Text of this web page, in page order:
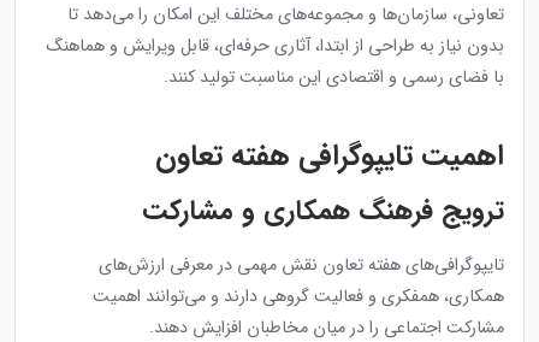
تعاونی، سازمان‌ها و مجموعه‌های مختلف این امکان را می‌دهد تا
بدون نیاز به طراحی از ابتدا، آثاری حرفه‌ای، قابل ویرایش و هماهنگ
با فضای رسمی و اقتصادی این مناسبت تولید کنند.
اهمیت تایپوگرافی هفته تعاون
ترویج فرهنگ همکاری و مشارکت
تایپوگرافی‌های هفته تعاون نقش مهمی در معرفی ارزش‌های
همکاری، همفکری و فعالیت گروهی دارند و می‌توانند اهمیت
مشارکت اجتماعی را در میان مخاطبان افزایش دهند.